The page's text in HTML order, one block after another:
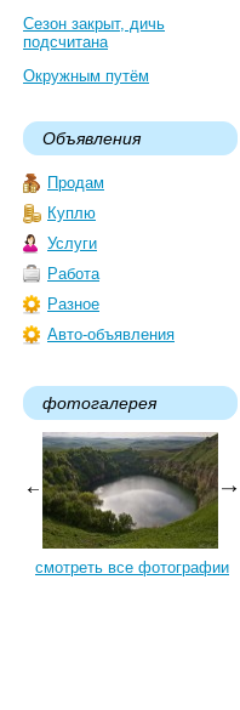
Сезон закрыт, дичь
подсчитана
Окружным путём
Объявления
Продам
Куплю
Услуги
Работа
Разное
Авто-объявления
фотогалерея
смотреть все фотографии